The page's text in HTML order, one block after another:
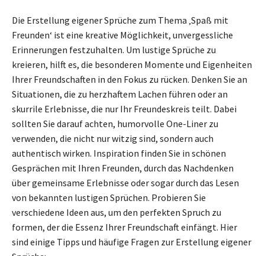
Die Erstellung eigener Sprüche zum Thema ‚Spaß mit
Freunden‘ ist eine kreative Möglichkeit, unvergessliche
Erinnerungen festzuhalten. Um lustige Sprüche zu
kreieren, hilft es, die besonderen Momente und Eigenheiten
Ihrer Freundschaften in den Fokus zu rücken. Denken Sie an
Situatio­nen, die zu herzhaftem Lachen führen oder an
skurrile Erlebnisse, die nur Ihr Freundeskreis teilt. Dabei
sollten Sie darauf achten, humorvolle One-Liner zu
verwenden, die nicht nur witzig sind, sondern auch
authentisch wirken. Inspiration finden Sie in schönen
Gesprächen mit Ihren Freunden, durch das Nachdenken
über gemeinsame Erlebnisse oder sogar durch das Lesen
von bekannten lustigen Sprüchen. Probieren Sie
verschiedene Ideen aus, um den perfekten Spruch zu
formen, der die Essenz Ihrer Freundschaft einfängt. Hier
sind einige Tipps und häufige Fragen zur Erstellung eigener